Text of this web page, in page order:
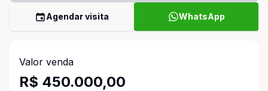
Agendar visita WhatsApp
Valor venda
R$ 450.000,00